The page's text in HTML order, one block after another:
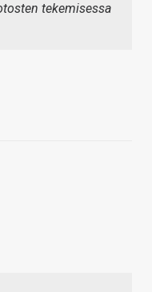
tekemisessa